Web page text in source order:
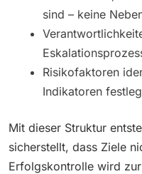
sind – keine
Risikofaktoren
Indikatoren
Mit dieser Struktur
sicherstellt, dass Ziele
Erfolgskontrolle wird